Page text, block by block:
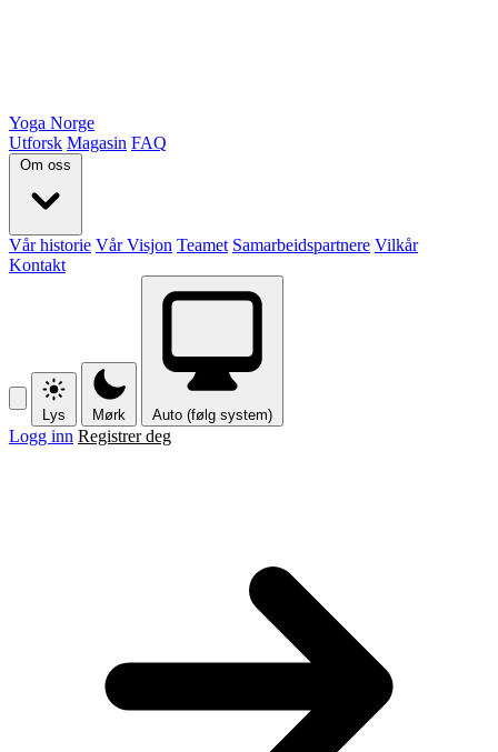
Yoga Norge
Utforsk Magasin FAQ
Om oss
Vår historie Vår Visjon Teamet Samarbeidspartnere Vilkår
Kontakt
Lys Mørk Auto (følg system)
Logg inn Registrer deg